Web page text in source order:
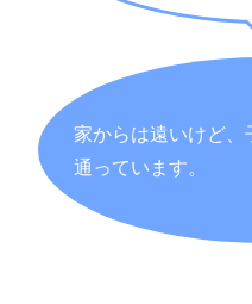
家からは遠いけど
通っています。